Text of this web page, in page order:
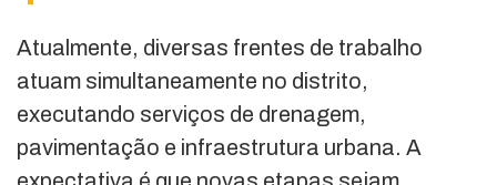
Atualmente, diversas frentes de trabalho
atuam simultaneamente no distrito,
executando serviços de drenagem,
pavimentação e infraestrutura urbana. A